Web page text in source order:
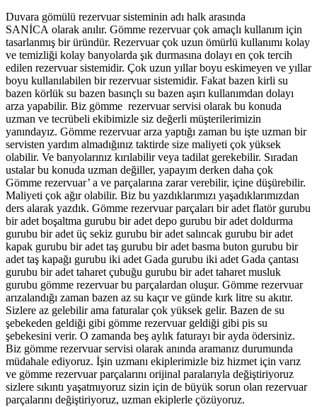
Duvara gömülü rezervuar sisteminin adı halk arasında
SANİCA olarak anılır. Gömme rezervuar çok amaçlı kullanım için
tasarlanmış bir üründür. Rezervuar çok uzun ömürlü kullanımı kolay
ve temizliği kolay banyolarda şık durmasına dolayı en çok tercih
edilen rezervuar sistemidir. Çok uzun yıllar boyu eskimeyen ve yıllar
boyu kullanılabilen bir rezervuar sistemidir. Fakat bazen kirli su
bazen körlük su bazen basınçlı su bazen aşırı kullanımdan dolayı
arza yapabilir. Biz gömme rezervuar servisi olarak bu konuda
uzman ve tecrübeli ekibimizle siz değerli müşterilerimizin
yanındayız. Gömme rezervuar arza yaptığı zaman bu işte uzman bir
servisten yardım almadığınız taktirde size maliyeti çok yüksek
olabilir. Ve banyolarınız kırılabilir veya tadilat gerekebilir. Sıradan
ustalar bu konuda uzman değiller, yapayım derken daha çok
Gömme rezervuar’ a ve parçalarına zarar verebilir, içine düşürebilir.
Maliyeti çok ağır olabilir. Biz bu yazdıklarımızı yaşadıklarımızdan
ders alarak yazdık. Gömme rezervuar parçaları bir adet flatör gurubu
bir adet boşaltma gurubu bir adet depo gurubu bir adet doldurma
gurubu bir adet üç sekiz gurubu bir adet salıncak gurubu bir adet
kapak gurubu bir adet taş gurubu bir adet basma buton gurubu bir
adet taş kapağı gurubu iki adet Gada gurubu iki adet Gada çantası
gurubu bir adet taharet çubuğu gurubu bir adet taharet musluk
gurubu gömme rezervuar bu parçalardan oluşur. Gömme rezervuar
arızalandığı zaman bazen az su kaçır ve günde kırk litre su akıtır.
Sizlere az gelebilir ama faturalar çok yüksek gelir. Bazen de su
şebekeden geldiği gibi gömme rezervuar geldiği gibi pis su
şebekesini verir. O zamanda beş aylık faturayı bir ayda ödersiniz.
Biz gömme rezervuar servisi olarak anında aramanız durumunda
müdahale ediyoruz. İşin uzmanı ekiplerimizle biz hizmet için varız
ve gömme rezervuar parçalarını orijinal paralarıyla değiştiriyoruz
sizlere sıkıntı yaşatmıyoruz sizin için de büyük sorun olan rezervuar
parçalarını değiştiriyoruz, uzman ekiplerle çözüyoruz.